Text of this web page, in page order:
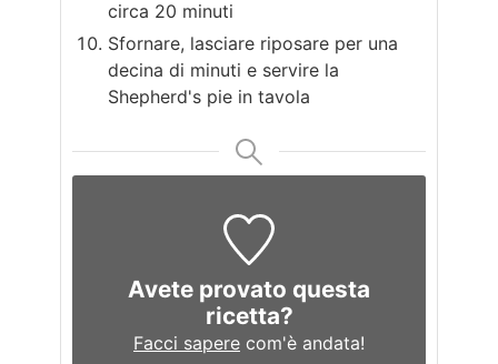
circa 20 minuti
Sfornare, lasciare riposare per una
decina di minuti e servire la
Shepherd's pie in tavola
Avete provato questa
ricetta?
Facci sapere com'è andata!